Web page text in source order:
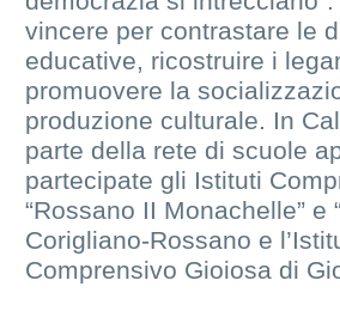
vincere per contrastare le
educative, ricostruire i
promuovere la
produzione culturale. In
parte della rete di scuole
partecipate gli Istituti
“Rossano II Monachelle” e
Corigliano-Rossano e
Comprensivo Gioiosa di